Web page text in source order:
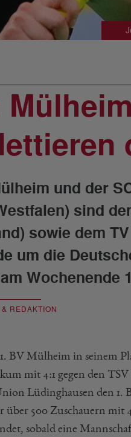
und der
sind
sowie dem
um die
Wochenende
REDAKTION
BV Mülheim in seinem
mit 4:1 gegen den
Lüdinghausen den
über 500 Zuschauern
sobald eine